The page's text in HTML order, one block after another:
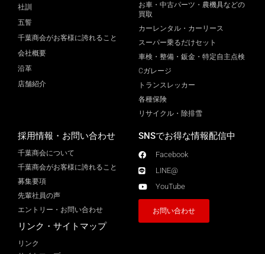
社訓
五誓
千葉商会がお客様に誇れること
会社概要
沿革
店舗紹介
お車・中古パーツ・農機具などの
買取
カーレンタル・カーリース
スーパー乗るだけセット
車検・整備・鈑金・特定自主点検
Cガレージ
トランスレッカー
各種保険
リサイクル・除排雪
採用情報・お問い合わせ
千葉商会について
千葉商会がお客様に誇れること​
募集要項
先輩社員の声
エントリー・お問い合わせ
リンク・サイトマップ
リンク
SNSでお得な情報配信中
Facebook
LINE@
YouTube
お問い合わせ